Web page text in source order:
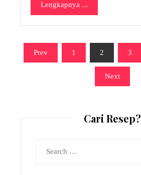
Lengkapnya ...
Posts
pagination
Prev 1 2 3
Next
Cari Resep?